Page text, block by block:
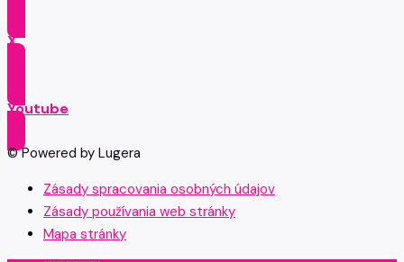
X
Youtube
© Powered by Lugera
Zásady spracovania osobných údajov
Zásady používania web stránky
Mapa stránky